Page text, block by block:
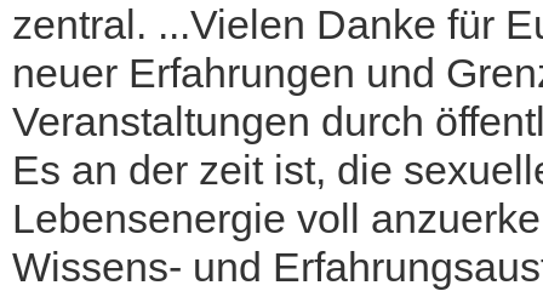
zentral. ...Vielen Danke für
neuer Erfahrungen und
Veranstaltungen durch
Es an der zeit ist, die
Lebensenergie voll
Wissens- und